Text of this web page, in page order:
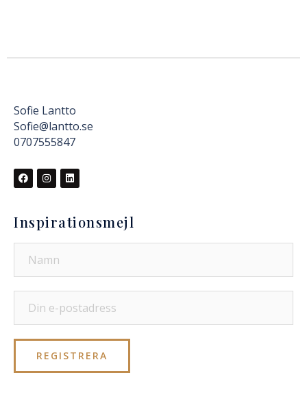
Sofie Lantto
Sofie@lantto.se
0707555847
Inspirationsmejl